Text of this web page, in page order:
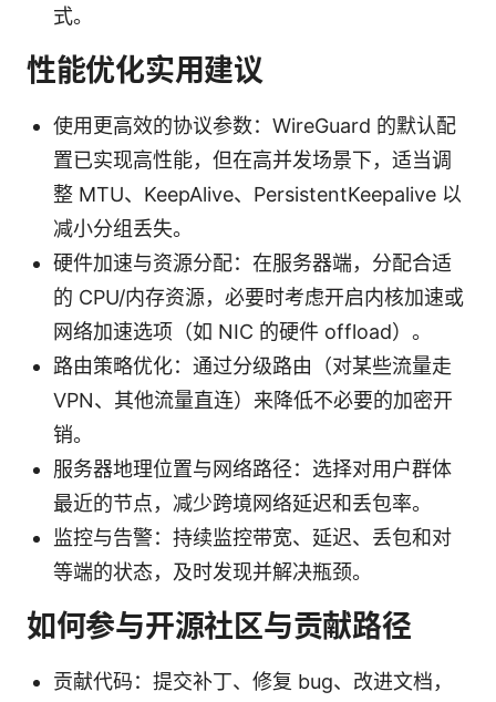
式。
性能优化实用建议
使用更高效的协议参数：WireGuard 的默认配
置已实现高性能，但在高并发场景下，适当调
整 MTU、KeepAlive、PersistentKeepalive 以
减小分组丢失。
硬件加速与资源分配：在服务器端，分配合适
的 CPU/内存资源，必要时考虑开启内核加速或
网络加速选项（如 NIC 的硬件 offload）。
路由策略优化：通过分级路由（对某些流量走
VPN、其他流量直连）来降低不必要的加密开
销。
服务器地理位置与网络路径：选择对用户群体
最近的节点，减少跨境网络延迟和丢包率。
监控与告警：持续监控带宽、延迟、丢包和对
等端的状态，及时发现并解决瓶颈。
如何参与开源社区与贡献路径
贡献代码：提交补丁、修复 bug、改进文档，